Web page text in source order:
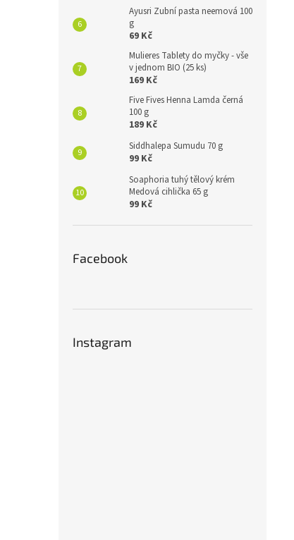
Ayusri Zubní pasta neemová 100
g
69 Kč
Mulieres Tablety do myčky - vše
v jednom BIO (25 ks)
169 Kč
Five Fives Henna Lamda černá
100 g
189 Kč
Siddhalepa Sumudu 70 g
99 Kč
Soaphoria tuhý tělový krém
Medová cihlička 65 g
99 Kč
Facebook
Instagram